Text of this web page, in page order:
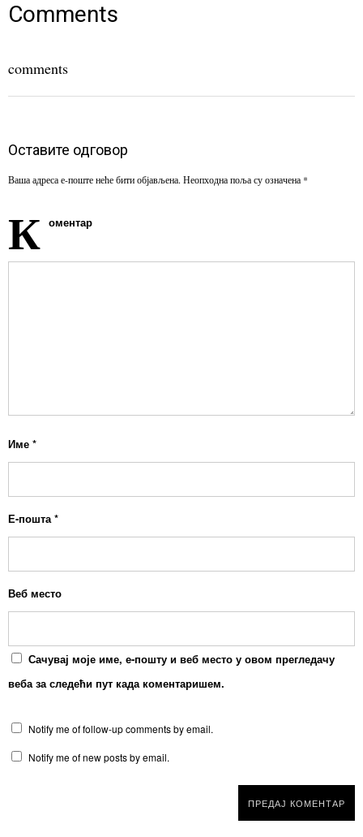
Comments
comments
Оставите одговор
Ваша адреса е-поште неће бити објављена. Неопходна поља су означена *
К оментар
Име *
Е-пошта*
Веб место
Сачувај моје име, е-пошту и веб место у овом прегледачу
веба за следећи пут када коментаришем.
Notify me of follow-up comments by email.
Notify me of new posts by email.